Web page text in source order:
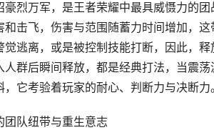
豪烈万军，是王者荣耀中最具威慑力的
和击飞，伤害与范围随蓄力时间增加，
觉逃离，或是被控制技能打断，因此，
人群后瞬间释放，都是经典打法，当震
，它考验着玩家的耐心、判断力与决断力
团队纽带与重生意志